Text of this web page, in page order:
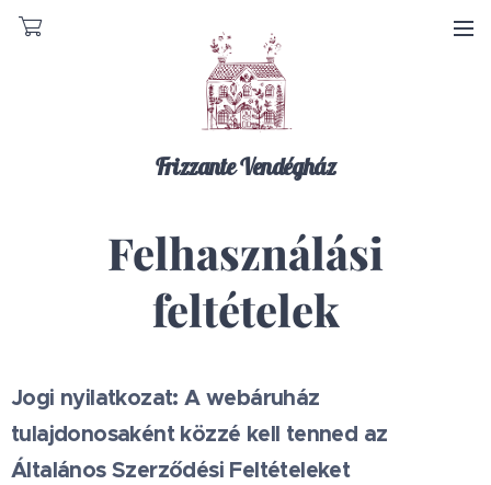
Frizzante Vendégház
Felhasználási
feltételek
Jogi nyilatkozat: A webáruház
tulajdonosaként közzé kell tenned az
Általános Szerződési Feltételeket